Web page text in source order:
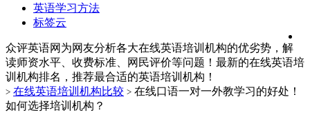
英语学习方法
标签云
众评英语网为网友分析各大在线英语培训机构的优劣势，解
读师资水平、收费标准、网民评价等问题！最新的在线英语培
训机构排名，推荐最合适的英语培训机构！
> 在线英语培训机构比较 > 在线口语一对一外教学习的好处！
如何选择培训机构？